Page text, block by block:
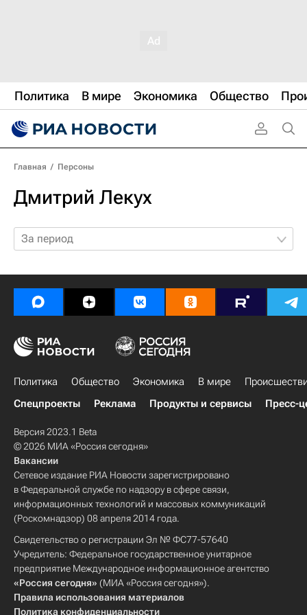
Политика В мире Экономика Общество
Главная / Персоны
Дмитрий Лекух
За период
Политика Общество Экономика В мире
Спецпроекты
Реклама Продукты и сервисы Пресс-
Версия 2023.1 Beta
© 2026 МИА «Россия сегодня»
Вакансии
Сетевое издание РИА Новости зарегистрировано
в Федеральной службе по надзору в сфере связи,
информационных технологий и массовых коммуникаций
(Роскомнадзор) 08 апреля 2014 года.
Свидетельство о регистрации Эл № ФС77-57640
Учредитель: Федеральное государственное унитарное
предприятие Международное информационное агентство
«Россия сегодня» (МИА «Россия сегодня»).
Правила использования материалов
Политика конфиденциальности